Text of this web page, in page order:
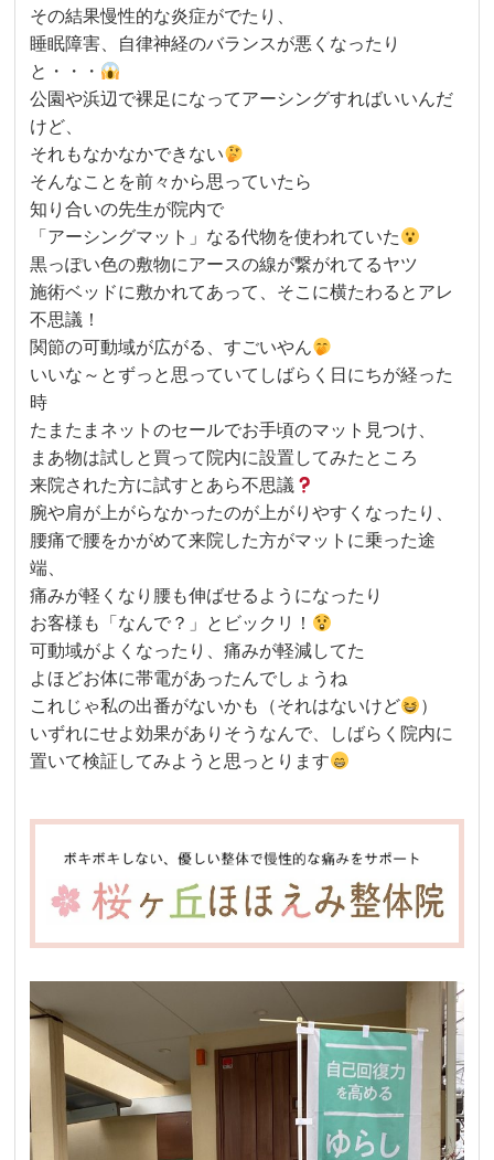
その結果慢性的な炎症がでたり、
睡眠障害、自律神経のバランスが悪くなったり
と・・・
公園や浜辺で裸足になってアーシングすればいいんだ
けど、
それもなかなかできない
そんなことを前々から思っていたら
知り合いの先生が院内で
「アーシングマット」なる代物を使われていた
黒っぽい色の敷物にアースの線が繋がれてるヤツ
施術ベッドに敷かれてあって、そこに横たわるとアレ
不思議！
関節の可動域が広がる、すごいやん
いいな～とずっと思っていてしばらく日にちが経った
時
たまたまネットのセールでお手頃のマット見つけ、
まあ物は試しと買って院内に設置してみたところ
来院された方に試すとあら不思議
腕や肩が上がらなかったのが上がりやすくなったり、
腰痛で腰をかがめて来院した方がマットに乗った途
端、
痛みが軽くなり腰も伸ばせるようになったり
お客様も「なんで？」とビックリ！
可動域がよくなったり、痛みが軽減してた
よほどお体に帯電があったんでしょうね
これじゃ私の出番がないかも（それはないけど
）
いずれにせよ効果がありそうなんで、しばらく院内に
置いて検証してみようと思っとります